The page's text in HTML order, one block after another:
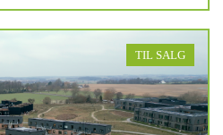
TIL SALG